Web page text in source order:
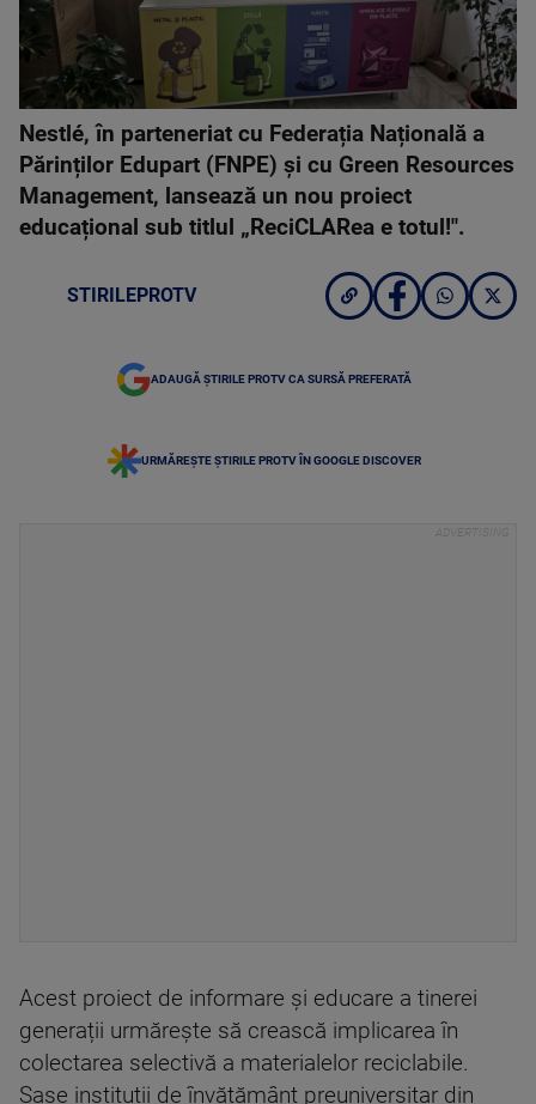
Nestlé, în parteneriat cu Federația Națională a
Părinților Edupart (FNPE) și cu Green Resources
Management, lansează un nou proiect
educațional sub titlul „ReciCLARea e totul!".
STIRILEPROTV
ADAUGĂ ȘTIRILE PROTV CA SURSĂ PREFERATĂ
URMĂREȘTE ȘTIRILE PROTV ÎN GOOGLE DISCOVER
Acest proiect de informare și educare a tinerei
generații urmărește să crească implicarea în
colectarea selectivă a materialelor reciclabile.
Șase instituții de învățământ preuniversitar din